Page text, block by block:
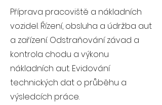
Příprava pracoviště a nákladních
vozidel. Řízení, obsluha a údržba aut
a zařízení. Odstraňování závad a
kontrola chodu a výkonu
nákladních aut. Evidování
technických dat o průběhu a
výsledcích práce.